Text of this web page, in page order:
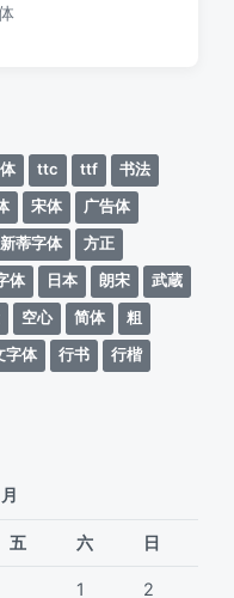
ttc ttf
书法
宋体
广告体
新蒂字体
方正
体 日本 朗宋
武蔵
空心 简体
粗
字体 行书
行楷
五 六 日
1 2